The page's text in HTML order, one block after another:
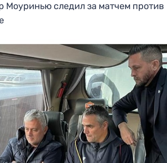
Моуринью следил за матчем против